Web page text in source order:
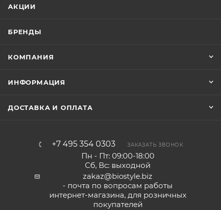
АКЦИИ
БРЕНДЫ
КОМПАНИЯ
ИНФОРМАЦИЯ
ДОСТАВКА И ОПЛАТА
+7 495 354 0303 ЗАКАЗАТЬ ЗВОНОК
Пн - Пт: 09:00-18:00
Сб, Вс: выходной
zakaz@biostyle.biz
- почта по вопросам работы
интернет-магазина, для розничных
покупателей